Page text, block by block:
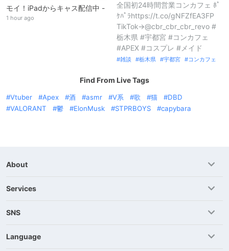
モイ！iPadからキャス配信中 -
1 hour ago
全国初24時間営業コンカフェ ﾎﾟ
ｹﾊﾟﾗhttps://t.co/gNFZfEA3FP
TikTok→@cbr_cbr_cbr_revo #
栃木県 #宇都宮 #コンカフェ
#APEX #コスプレ #メイド
雑談 栃木県 宇都宮 コンカフェ
Find From Live Tags
Vtuber Apex 酒 asmr V系 歌 猫
DBD
VALORANT
鬱 ElonMusk STPRBOYS capybara
About
Services
SNS
Language